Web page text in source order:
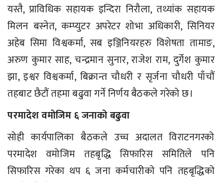
यस्तै, प्राविधिक सहायक इन्दिरा निरौला, तथ्यांक सहायक
मिलन बस्नेत, कम्प्युटर अपरेटर शोभा अधिकारी, सिनियर
अहेब सिमा विश्वकर्मा, सब इञ्जिनियरहरु विशेषता तामाङ,
अरुण कुमार साह, चन्द्रमान सुनार, राजेश राम, दुर्गेश कुमार
झा, इश्वर विश्वकर्मा, बिक्रान्त चौधरी र सृर्जना चौधरी पाँचौं
तहबाट छैटौं तहमा बढुवा गर्ने निर्णय बैठकले गरेको छ।
परमादेश वमोजिम ६ जनाको बढुवा
सोही कार्यपालिका बैठकले उच्च अदालत विराटनगरको
परमादेश वमोजिम तहबृद्धि सिफारिस समितिले पनि
सिफारिस गरेका थप ६ जना कर्मचारीको पनि तहबृद्धिको